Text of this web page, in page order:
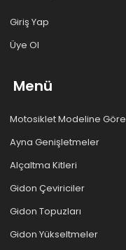
Giriş Yap
Üye Ol
Menü
Motosiklet Modeline Göre
Ayna Genişletmeler
Alçaltma Kitleri
Gidon Çeviriciler
Gidon Topuzları
Gidon Yükseltmeler